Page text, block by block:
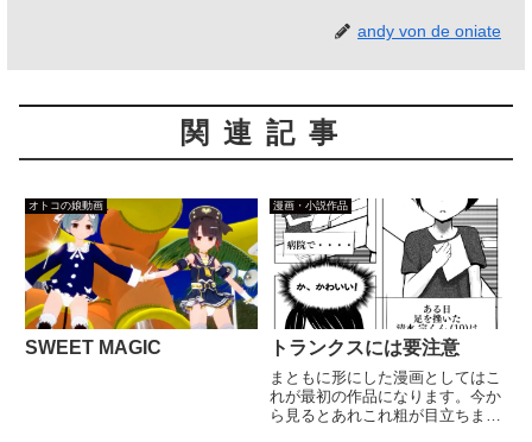
andy von de oniate
関連記事
オトコの娘動画
SWEET MAGIC
漫画・小説作品
トランクスには要注意
まともに形にした漫画としてはこ
れが最初の作品になります。今か
ら見るとあれこれ粗が目立ちます